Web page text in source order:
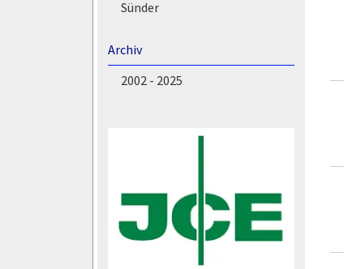
Sünder
Archiv
2002 - 2025